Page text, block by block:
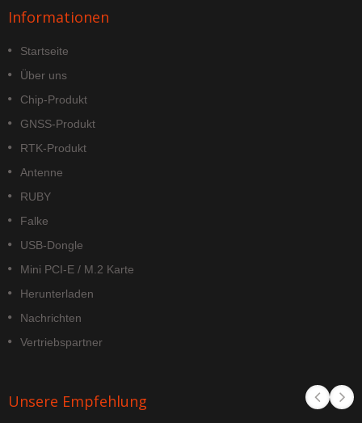
Informationen
Startseite
Über uns
Chip-Produkt
GNSS-Produkt
RTK-Produkt
Antenne
RUBY
Falke
USB-Dongle
Mini PCI-E / M.2 Karte
Herunterladen
Nachrichten
Vertriebspartner
Unsere Empfehlung